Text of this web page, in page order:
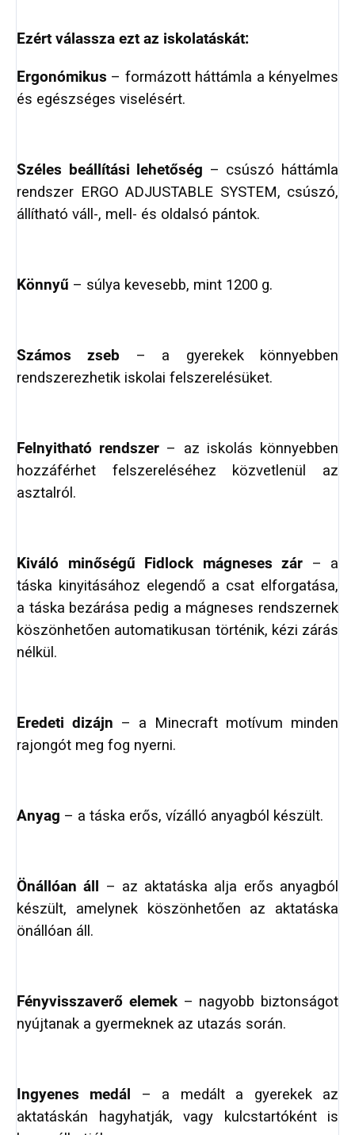
Ezért válassza ezt az iskolatáskát:
Ergonómikus – formázott háttámla a kényelmes
és egészséges viselésért.
Széles beállítási lehetőség – csúszó háttámla
rendszer ERGO ADJUSTABLE SYSTEM, csúszó,
állítható váll-, mell- és oldalsó pántok.
Könnyű – súlya kevesebb, mint 1200 g.
Számos zseb – a gyerekek könnyebben
rendszerezhetik iskolai felszerelésüket.
Felnyitható rendszer – az iskolás könnyebben
hozzáférhet felszereléséhez közvetlenül az
asztalról.
Kiváló minőségű Fidlock mágneses zár – a
táska kinyitásához elegendő a csat elforgatása,
a táska bezárása pedig a mágneses rendszernek
köszönhetően automatikusan történik, kézi zárás
nélkül.
Eredeti dizájn – a Minecraft motívum minden
rajongót meg fog nyerni.
Anyag – a táska erős, vízálló anyagból készült.
Önállóan áll – az aktatáska alja erős anyagból
készült, amelynek köszönhetően az aktatáska
önállóan áll.
Fényvisszaverő elemek– nagyobb biztonságot
nyújtanak a gyermeknek az utazás során.
Ingyenes medál – a medált a gyerekek az
aktatáskán hagyhatják, vagy kulcstartóként is